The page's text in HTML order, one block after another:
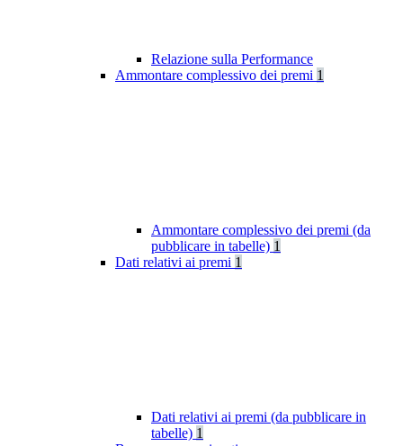
Relazione sulla Performance
Ammontare complessivo dei premi 1
Ammontare complessivo dei premi (da
pubblicare in tabelle) 1
Dati relativi ai premi 1
Dati relativi ai premi (da pubblicare in
tabelle) 1